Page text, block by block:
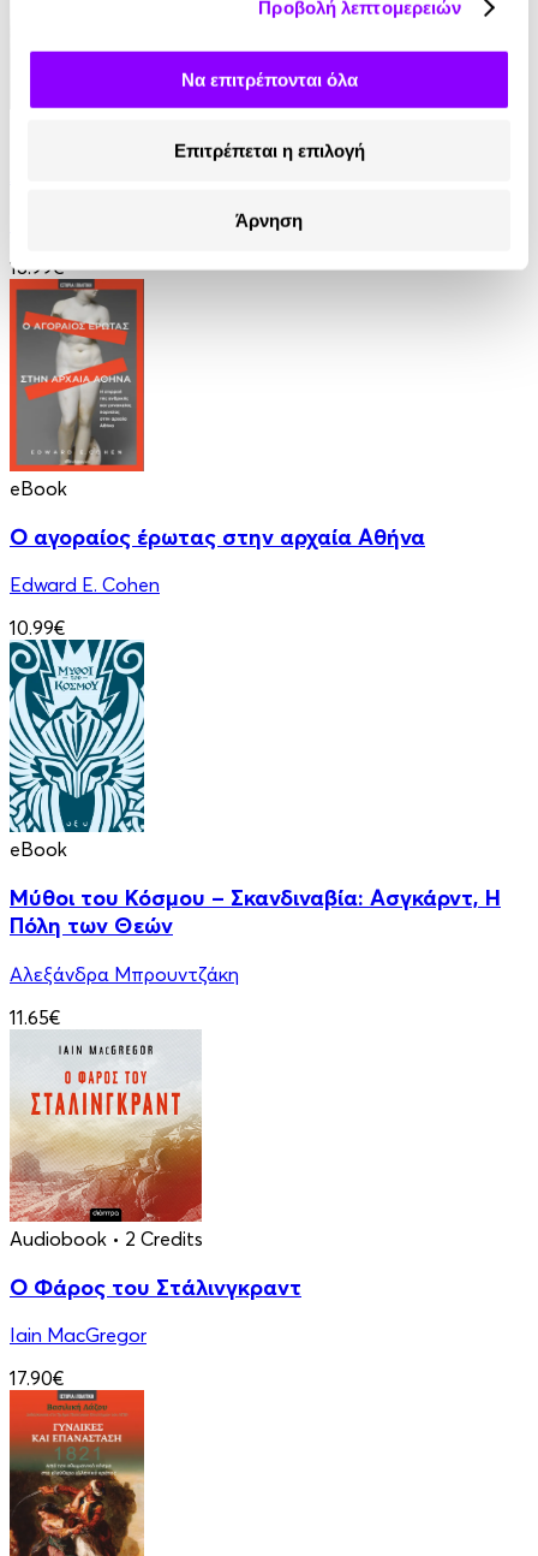
Προβολή λεπτομερειών
Να επιτρέπονται όλα
Επιτρέπεται η επιλογή
Άρνηση
18.99€
eBook
Ο αγοραίος έρωτας στην αρχαία Αθήνα
Edward E. Cohen
10.99€
eBook
Μύθοι του Κόσμου – Σκανδιναβία: Ασγκάρντ, Η
Πόλη των Θεών
Αλεξάνδρα Μπρουντζάκη
11.65€
Audiobook • 2 Credits
Ο Φάρος του Στάλινγκραντ
Iain MacGregor
17.90€